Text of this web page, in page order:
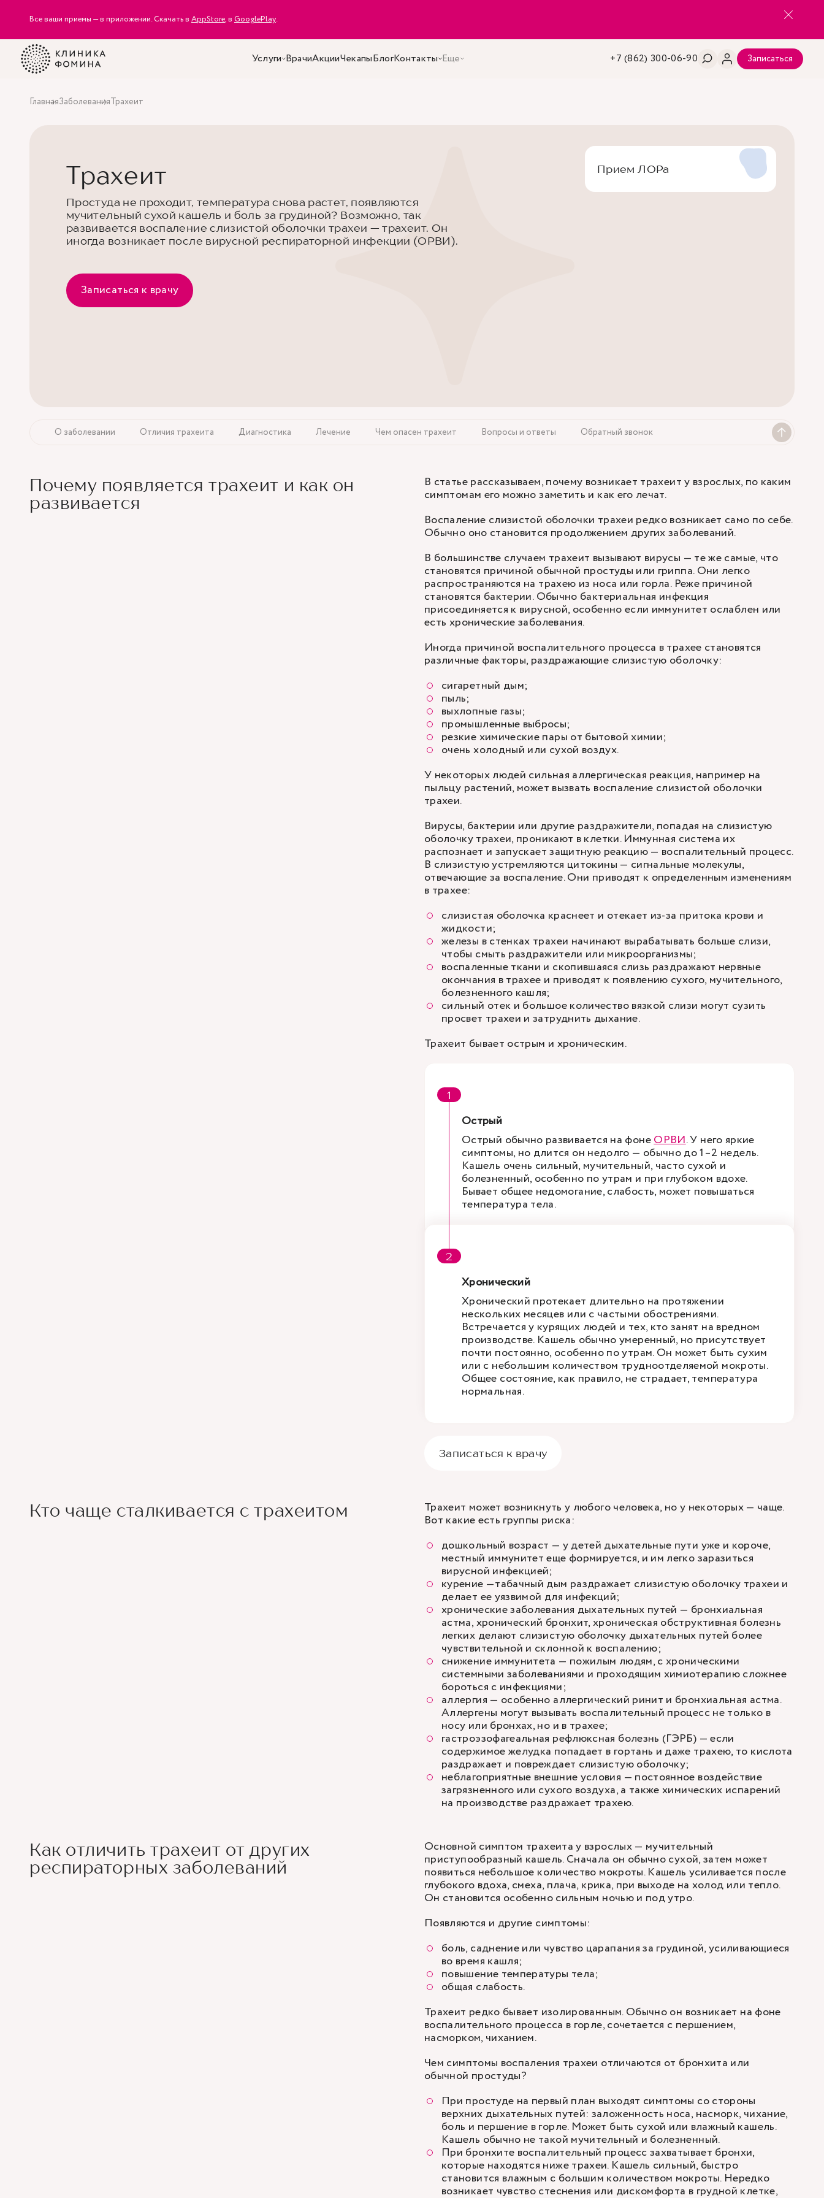
Все ваши приемы — в приложении. Скачать в AppStore, в GooglePlay.
Услуги ВрачиАкцииЧекапыБлогКонтакты Еще +7 (862) 300-06-90 Записаться
ГлавнаяЗаболеванияТрахеит
Трахеит
Простуда не проходит, температура снова растет, появляются
мучительный сухой кашель и боль за грудиной? Возможно, так
развивается воспаление слизистой оболочки трахеи — трахеит. Он
иногда возникает после вирусной респираторной инфекции (ОРВИ).
Записаться к врачу
Прием ЛОРа
О заболевании Отличия трахеита Диагностика Лечение Чем опасен трахеит Вопросы и ответы Обратный звонок
Почему появляется трахеит и как он
развивается
В статье рассказываем, почему возникает трахеит у взрослых, по каким
симптомам его можно заметить и как его лечат.
Воспаление слизистой оболочки трахеи редко возникает само по себе.
Обычно оно становится продолжением других заболеваний.
В большинстве случаем трахеит вызывают вирусы — те же самые, что
становятся причиной обычной простуды или гриппа. Они легко
распространяются на трахею из носа или горла. Реже причиной
становятся бактерии. Обычно бактериальная инфекция
присоединяется к вирусной, особенно если иммунитет ослаблен или
есть хронические заболевания.
Иногда причиной воспалительного процесса в трахее становятся
различные факторы, раздражающие слизистую оболочку:
сигаретный дым;
пыль;
выхлопные газы;
промышленные выбросы;
резкие химические пары от бытовой химии;
очень холодный или сухой воздух.
У некоторых людей сильная аллергическая реакция, например на
пыльцу растений, может вызвать воспаление слизистой оболочки
трахеи.
Вирусы, бактерии или другие раздражители, попадая на слизистую
оболочку трахеи, проникают в клетки. Иммунная система их
распознает и запускает защитную реакцию — воспалительный процесс.
В слизистую устремляются цитокины — сигнальные молекулы,
отвечающие за воспаление. Они приводят к определенным изменениям
в трахее:
слизистая оболочка краснеет и отекает из-за притока крови и
жидкости;
железы в стенках трахеи начинают вырабатывать больше слизи,
чтобы смыть раздражители или микроорганизмы;
воспаленные ткани и скопившаяся слизь раздражают нервные
окончания в трахее и приводят к появлению сухого, мучительного,
болезненного кашля;
сильный отек и большое количество вязкой слизи могут сузить
просвет трахеи и затруднить дыхание.
Трахеит бывает острым и хроническим.
Острый
Острый обычно развивается на фонеОРВИ. У него яркие
симптомы, но длится он недолго — обычно до 1–2 недель.
Кашель очень сильный, мучительный, часто сухой и
болезненный, особенно по утрам и при глубоком вдохе.
Бывает общее недомогание, слабость, может повышаться
температура тела.
Хронический
Хронический протекает длительно на протяжении
нескольких месяцев или с частыми обострениями.
Встречается у курящих людей и тех, кто занят на вредном
производстве. Кашель обычно умеренный, но присутствует
почти постоянно, особенно по утрам. Он может быть сухим
или с небольшим количеством трудноотделяемой мокроты.
Общее состояние, как правило, не страдает, температура
нормальная.
Записаться к врачу
Кто чаще сталкивается с трахеитом
Трахеит может возникнуть у любого человека, но у некоторых — чаще.
Вот какие есть группы риска:
дошкольный возраст — у детей дыхательные пути уже и короче,
местный иммунитет еще формируется, и им легко заразиться
вирусной инфекцией;
курение —табачный дым раздражает слизистую оболочку трахеи и
делает ее уязвимой для инфекций;
хронические заболевания дыхательных путей — бронхиальная
астма, хронический бронхит, хроническая обструктивная болезнь
легких делают слизистую оболочку дыхательных путей более
чувствительной и склонной к воспалению;
снижение иммунитета — пожилым людям, с хроническими
системными заболеваниями и проходящим химиотерапию сложнее
бороться с инфекциями;
аллергия — особенно аллергический ринит и бронхиальная астма.
Аллергены могут вызывать воспалительный процесс не только в
носу или бронхах, но и в трахее;
гастроэзофагеальная рефлюксная болезнь (ГЭРБ) — если
содержимое желудка попадает в гортань и даже трахею, то кислота
раздражает и повреждает слизистую оболочку;
неблагоприятные внешние условия — постоянное воздействие
загрязненного или сухого воздуха, а также химических испарений
на производстве раздражает трахею.
Как отличить трахеит от других
респираторных заболеваний
Основной симптом трахеита у взрослых — мучительный
приступообразный кашель. Сначала он обычно сухой, затем может
появиться небольшое количество мокроты. Кашель усиливается после
глубокого вдоха, смеха, плача, крика, при выходе на холод или тепло.
Он становится особенно сильным ночью и под утро.
Появляются и другие симптомы:
боль, саднение или чувство царапания за грудиной, усиливающиеся
во время кашля;
повышение температуры тела;
общая слабость.
Трахеит редко бывает изолированным. Обычно он возникает на фоне
воспалительного процесса в горле, сочетается с першением,
насморком, чиханием.
Чем симптомы воспаления трахеи отличаются от бронхита или
обычной простуды?
При простуде на первый план выходят симптомы со стороны
верхних дыхательных путей: заложенность носа, насморк, чихание,
боль и першение в горле. Может быть сухой или влажный кашель.
Кашель обычно не такой мучительный и болезненный.
При бронхите воспалительный процесс захватывает бронхи,
которые находятся ниже трахеи. Кашель сильный, быстро
становится влажным с большим количеством мокроты. Нередко
возникает чувство стеснения или дискомфорта в грудной клетке,